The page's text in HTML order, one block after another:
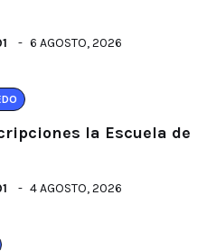
6 AGOSTO, 2026
la Escuela de
4 AGOSTO, 2026